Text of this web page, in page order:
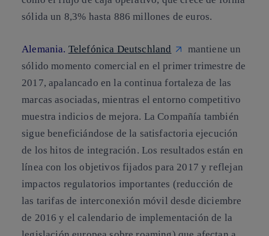
sólida un 8,3% hasta 886 millones de euros.
Alemania. Telefónica Deutschland
mantiene un
sólido momento comercial en el primer trimestre de
2017, apalancado en la continua fortaleza de las
marcas asociadas, mientras el entorno competitivo
muestra indicios de mejora. La Compañía también
sigue beneficiándose de la satisfactoria ejecución
de los hitos de integración. Los resultados están en
línea con los objetivos fijados para 2017 y reflejan
impactos regulatorios importantes (reducción de
las tarifas de interconexión móvil desde diciembre
de 2016 y el calendario de implementación de la